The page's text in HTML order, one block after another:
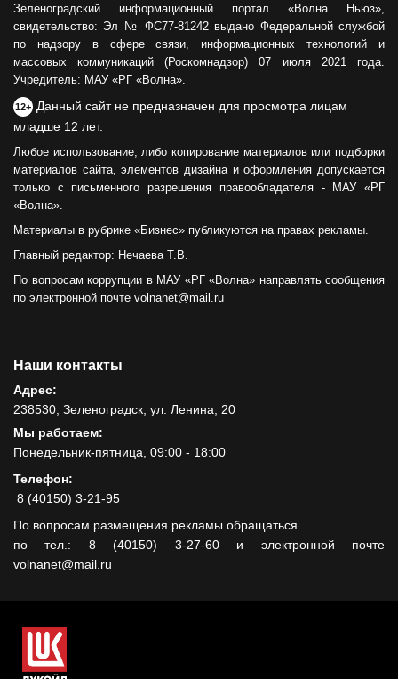
Зеленоградский информационный портал «Волна Ньюз»,
свидетельство: Эл № ФС77-81242 выдано Федеральной службой
по надзору в сфере связи, информационных технологий и
массовых коммуникаций (Роскомнадзор) 07 июля 2021 года.
Учредитель: МАУ «РГ «Волна».
12+ Данный сайт не предназначен для просмотра лицам
младше 12 лет.
Любое использование, либо копирование материалов или подборки
материалов сайта, элементов дизайна и оформления допускается
только с письменного разрешения правообладателя - МАУ «РГ
«Волна».
Материалы в рубрике «Бизнес» публикуются на правах рекламы.
Главный редактор: Нечаева Т.В.
По вопросам коррупции в МАУ «РГ «Волна» направлять сообщения
по электронной почте volnanet@mail.ru
Наши контакты
Адрес:
238530, Зеленоградск, ул. Ленина, 20
Мы работаем:
Понедельник-пятница, 09:00 - 18:00
Телефон:
8 (40150) 3-21-95
По вопросам размещения рекламы обращаться
по тел.: 8 (40150) 3-27-60 и электронной почте
volnanet@mail.ru